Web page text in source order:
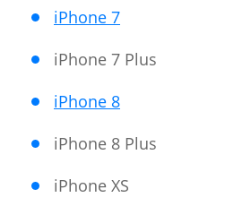
iPhone 7
iPhone 7 Plus
iPhone 8
iPhone 8 Plus
iPhone XS